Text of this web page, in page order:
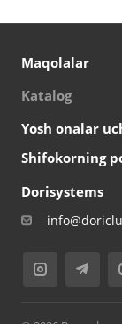
Maqolalar
Katalog
Yosh onalar
Shifokorning
Dorisystems